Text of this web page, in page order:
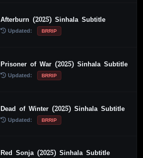
Afterburn (2025) Sinhala Subtitle
Updated: BRRIP
Prisoner of War (2025) Sinhala Subtitle
Updated: BRRIP
Dead of Winter (2025) Sinhala Subtitle
Updated: BRRIP
Red Sonja (2025) Sinhala Subtitle